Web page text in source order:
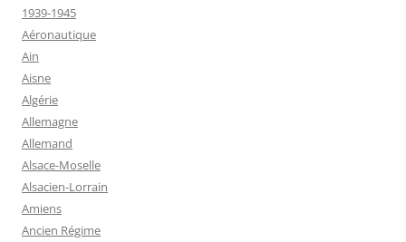
1939-1945
Aéronautique
Ain
Aisne
Algérie
Allemagne
Allemand
Alsace-Moselle
Alsacien-Lorrain
Amiens
Ancien Régime